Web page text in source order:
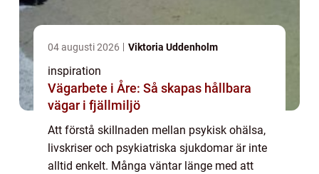
04 augusti 2026 Viktoria Uddenholm
inspiration
Vägarbete i Åre: Så skapas hållbara
vägar i fjällmiljö
Att förstå skillnaden mellan psykisk ohälsa,
livskriser och psykiatriska sjukdomar är inte
alltid enkelt. Många väntar länge med att